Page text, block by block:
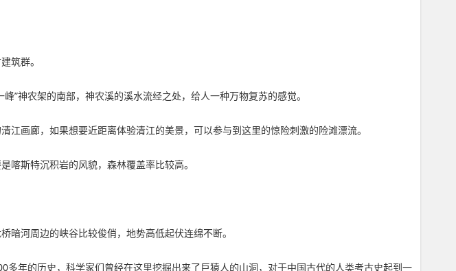
筑群。
”神农架的南部，神农溪的溪水流经之处，给人一种万物复苏的感觉。
画廊，如果想要近距离体验清江的美景，可以参与到这里的惊险刺激的险滩漂流。
喀斯特沉积岩的风貌，森林覆盖率比较高。
河周边的峡谷比较俊俏，地势高低起伏连绵不断。
年的历史，科学家们曾经在这里挖掘出来了巨猿人的山洞，对于中国古代的人类考古史起到一